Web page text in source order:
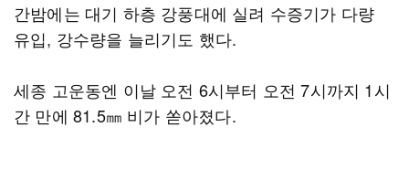
간밤에는 대기 하층 강풍대에 실려 수증기가 다량
유입, 강수량을 늘리기도 했다.
세종 고운동엔 이날 오전 6시부터 오전 7시까지 1시
간 만에 81.5㎜ 비가 쏟아졌다.